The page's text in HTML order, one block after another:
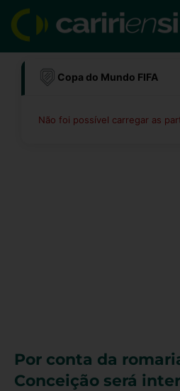
para
conteúdo
Copa do Mundo FIFA
Não foi possível carregar as
Por conta da
Conceição será